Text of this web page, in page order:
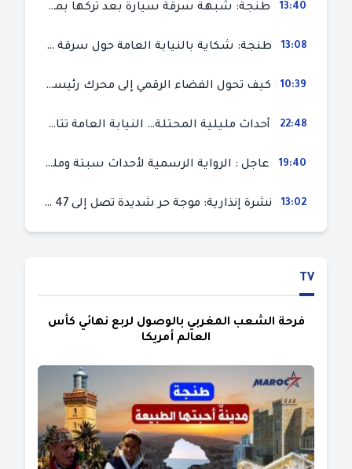
13:40 طنجة: شبهة سرقة سيارة بعد تركها بمحل ميكانيك للإصلاح
13:08 طنجة: شكاية بالنيابة العامة حول سرقة سيارة تركها صاحبها بمحل ميكانيك للإصلاح
10:39 كيف تحول الفضاء الرقمي إلى محرك رئيسي لأحداث الهجرة في سبتة؟
22:48 أحداث مليلية المحتلة… النيابة العامة تتابع 50 متورطا في محاولة اقتحام السياح الحدودي بتهم ثقيلة
19:40 عاجل : الرواية الرسمية لأحداث سبتة ومليلية المحتلتين (وزارة الداخلية)
13:02 نشرة إنذارية: موجة حر شديدة تصل إلى 47 درجة بمختلف مناطق المغرب
TV
فرحة الشعب المغربي بالوصول لربع نهائي كأس
العالم أمريكا